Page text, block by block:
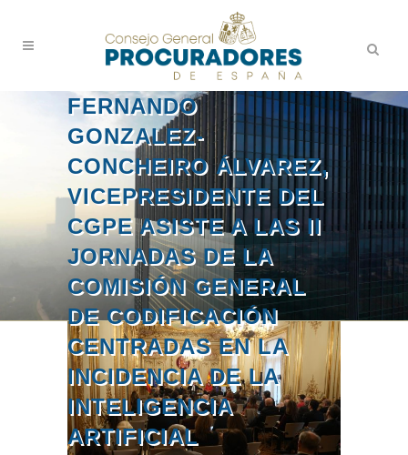
FERNANDO
GONZALEZ-
CONCHEIRO ÁLVAREZ,
VICEPRESIDENTE DEL
CGPE ASISTE A LAS II
JORNADAS DE LA
COMISIÓN GENERAL
DE CODIFICACIÓN
CENTRADAS EN LA
INCIDENCIA DE LA
INTELIGENCIA
ARTIFICIAL